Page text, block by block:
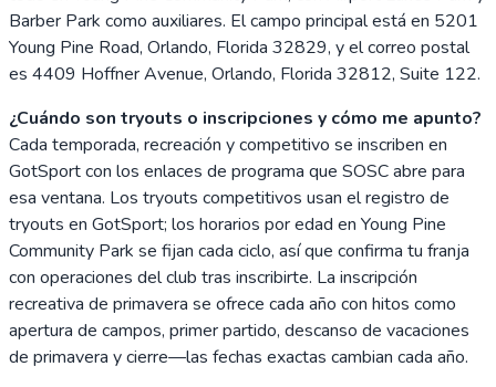
Barber Park como auxiliares. El campo principal está en 5201
Young Pine Road, Orlando, Florida 32829, y el correo postal
es 4409 Hoffner Avenue, Orlando, Florida 32812, Suite 122.
¿Cuándo son tryouts o inscripciones y cómo me apunto?
Cada temporada, recreación y competitivo se inscriben en
GotSport con los enlaces de programa que SOSC abre para
esa ventana. Los tryouts competitivos usan el registro de
tryouts en GotSport; los horarios por edad en Young Pine
Community Park se fijan cada ciclo, así que confirma tu franja
con operaciones del club tras inscribirte. La inscripción
recreativa de primavera se ofrece cada año con hitos como
apertura de campos, primer partido, descanso de vacaciones
de primavera y cierre—las fechas exactas cambian cada año.